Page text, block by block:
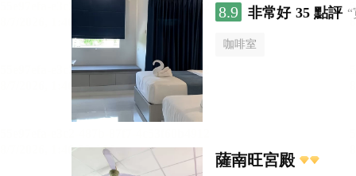
8.9 非常好 35 點評
咖啡室
薩南旺宮殿